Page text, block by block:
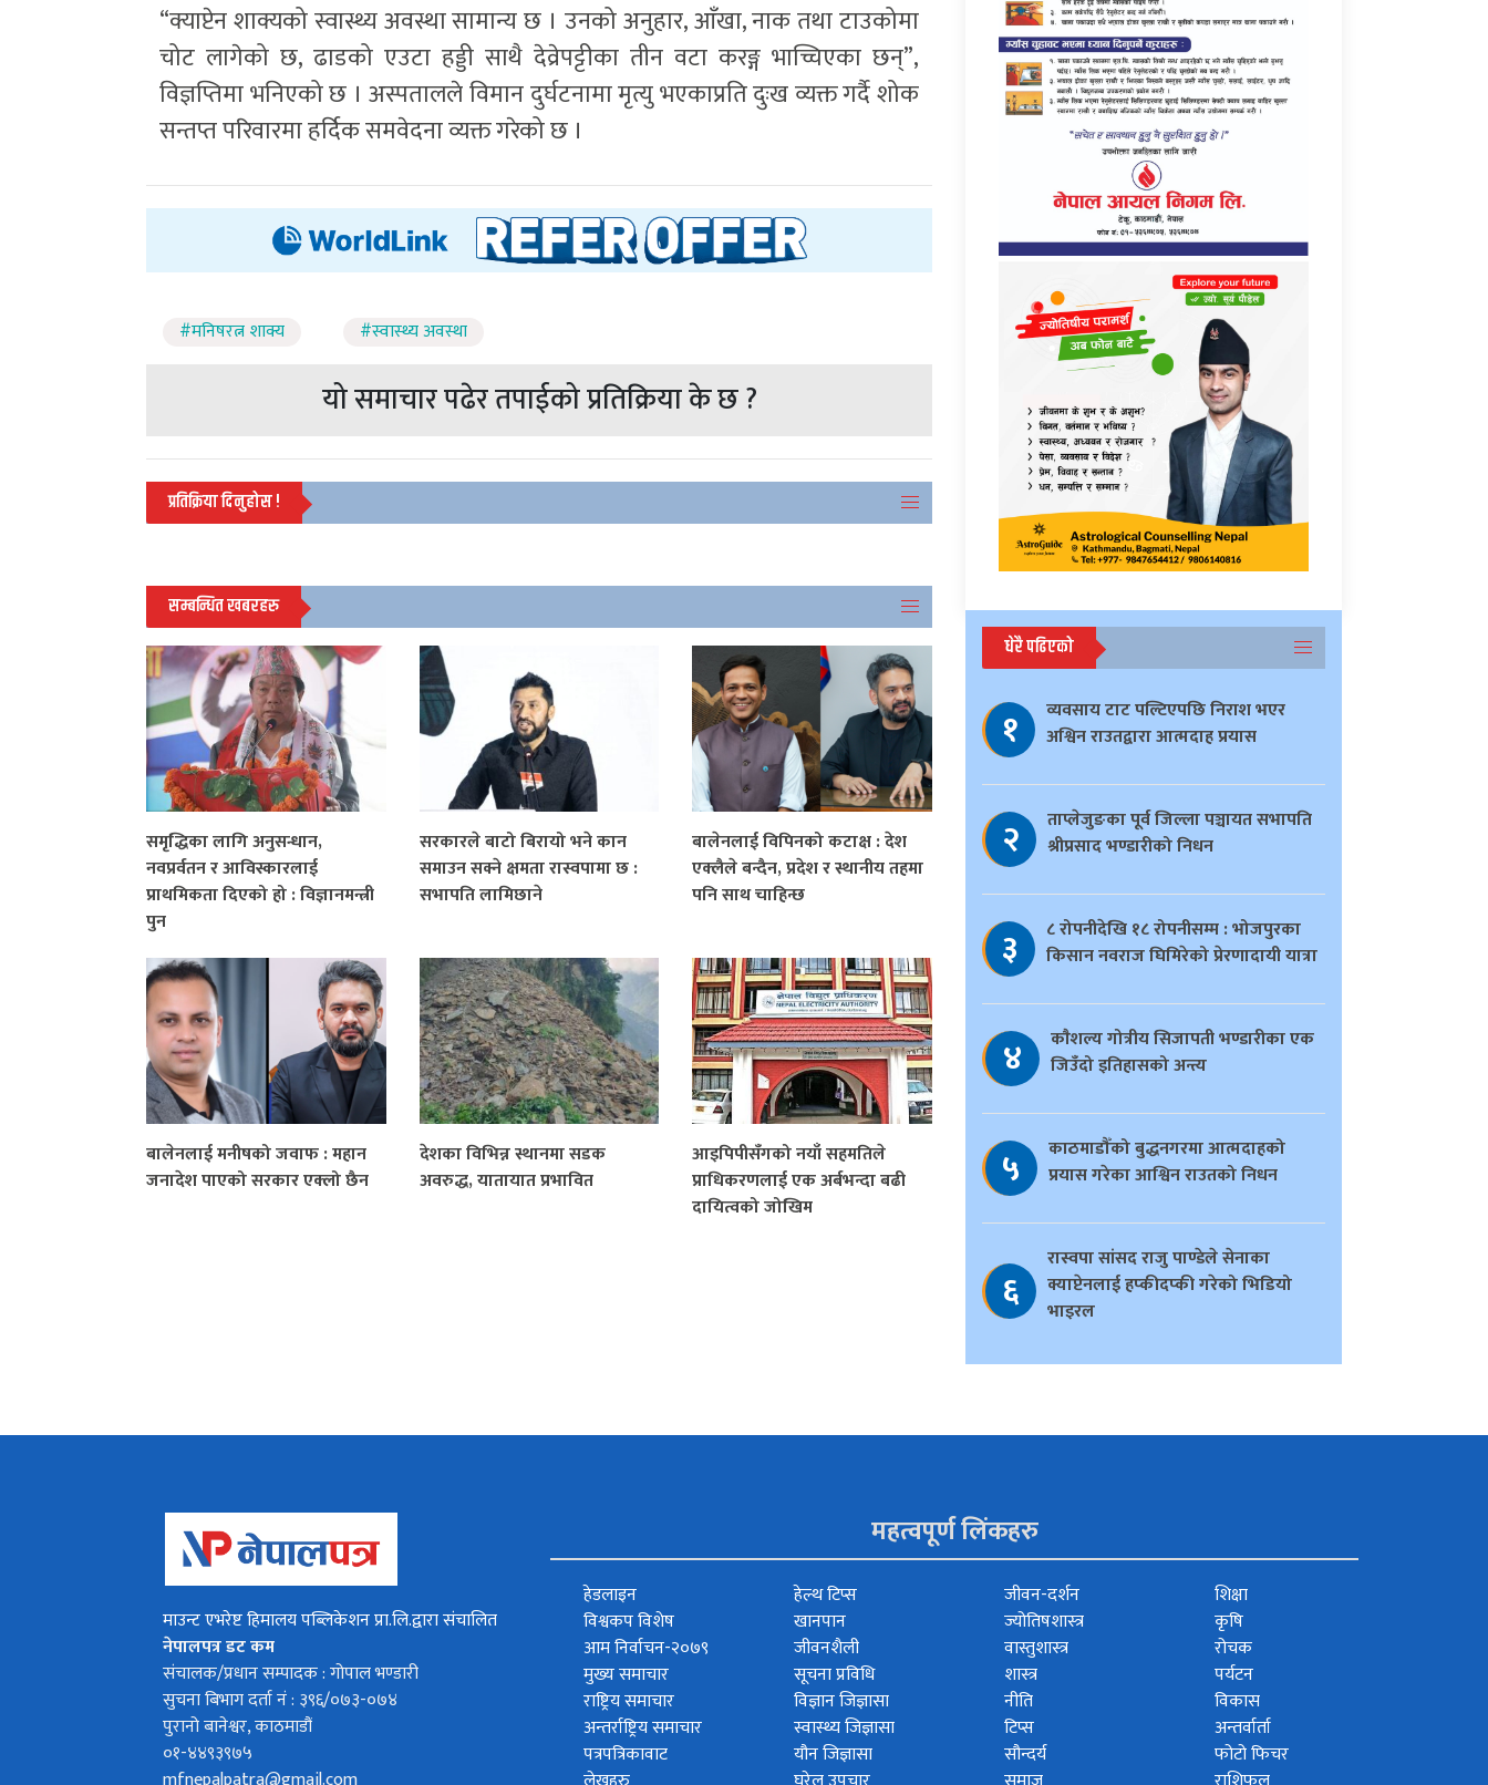
“क्याप्टेन शाक्यको स्वास्थ्य अवस्था सामान्य छ । उनको अनुहार, आँखा, नाक तथा टाउकोमा
चोट लागेको छ, ढाडको एउटा हड्डी साथै देव्रेपट्टीका तीन वटा करङ्ग भाच्चिएका छन्”,
विज्ञप्तिमा भनिएको छ । अस्पतालले विमान दुर्घटनामा मृत्यु भएकाप्रति दुःख व्यक्त गर्दै शोक
सन्तप्त परिवारमा हर्दिक समवेदना व्यक्त गरेको छ ।
#मनिषरत्न शाक्य #स्वास्थ्य अवस्था
यो समाचार पढेर तपाईको प्रतिक्रिया के छ ?
प्रतिक्रिया दिनुहोस !
सम्बन्धित खबरहरु
समृद्धिका लागि अनुसन्धान,
नवप्रर्वतन र आविस्कारलाई
प्राथमिकता दिएको हो : विज्ञानमन्त्री
पुन
सरकारले बाटो बिरायो भने कान
समाउन सक्ने क्षमता रास्वपामा छ :
सभापति लामिछाने
बालेनलाई विपिनको कटाक्ष : देश
एक्लैले बन्दैन, प्रदेश र स्थानीय तहमा
पनि साथ चाहिन्छ
बालेनलाई मनीषको जवाफ : महान
जनादेश पाएको सरकार एक्लो छैन
देशका विभिन्न स्थानमा सडक
अवरुद्ध, यातायात प्रभावित
आइपिपीसँगको नयाँ सहमतिले
प्राधिकरणलाई एक अर्बभन्दा बढी
दायित्वको जोखिम
धेरै पढिएको
१
व्यवसाय टाट पल्टिएपछि निराश भएर
अश्विन राउतद्वारा आत्मदाह प्रयास
२
ताप्लेजुङका पूर्व जिल्ला पञ्चायत सभापति
श्रीप्रसाद भण्डारीको निधन
३
८ रोपनीदेखि १८ रोपनीसम्म : भोजपुरका
किसान नवराज घिमिरेको प्रेरणादायी यात्रा
४
काैशल्य गोत्रीय सिजापती भण्डारीका एक
जिउँदो इतिहासको अन्त्य
५
काठमाडौँको बुद्धनगरमा आत्मदाहको
प्रयास गरेका आश्विन राउतको निधन
६
रास्वपा सांसद राजु पाण्डेले सेनाका
क्याप्टेनलाई हप्कीदप्की गरेको भिडियो
भाइरल
माउन्ट एभरेष्ट हिमालय पब्लिकेशन प्रा.लि.द्वारा संचालित
नेपालपत्र डट कम
संचालक/प्रधान सम्पादक : गोपाल भण्डारी
सुचना बिभाग दर्ता नं : ३९६/०७३-०७४
पुरानो बानेश्वर, काठमाडौं
०१-४४९३९७५
महत्वपूर्ण लिंकहरु
हेडलाइन
विश्वकप विशेष
आम निर्वाचन-२०७९
मुख्य समाचार
राष्ट्रिय समाचार
अन्तर्राष्ट्रिय समाचार
पत्रपत्रिकावाट
हेल्थ टिप्स
खानपान
जीवनशैली
सूचना प्रविधि
विज्ञान जिज्ञासा
स्वास्थ्य जिज्ञासा
यौन जिज्ञासा
जीवन-दर्शन
ज्योतिषशास्त्र
वास्तुशास्त्र
शास्त्र
नीति
टिप्स
सौन्दर्य
शिक्षा
कृषि
रोचक
पर्यटन
विकास
अन्तर्वार्ता
फोटो फिचर